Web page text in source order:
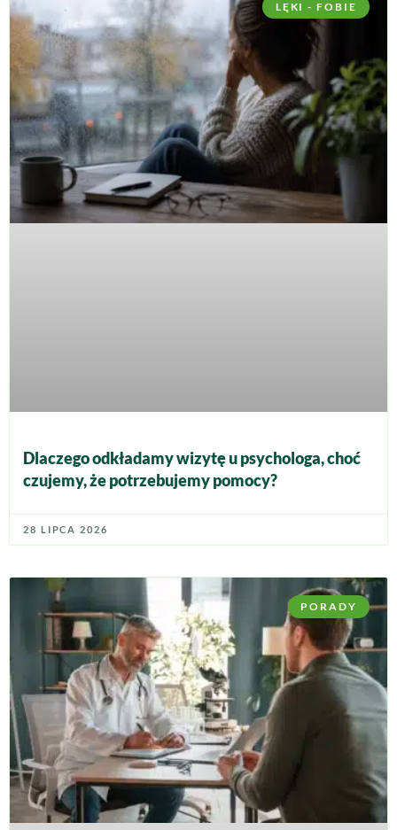
LĘKI - FOBIE
Dlaczego odkładamy wizytę u psychologa, choć
czujemy, że potrzebujemy pomocy?
28 LIPCA 2026
PORADY